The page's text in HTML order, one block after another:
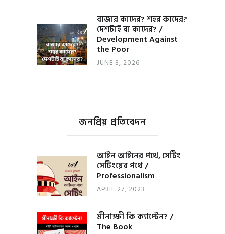
বাজার কাদের? শহর কাদের?
দেশটাই বা কাদের? /
Development Against
the Poor
JUNE 8, 2026
জনপ্রিয় প্রতিবেদন
আইন আইনের পথে, সেটিং
সেটিংয়ের পথে /
Professionalism
APRIL 27, 2023
মীনাক্ষী কি ক্যাপ্টেন? /
The Book